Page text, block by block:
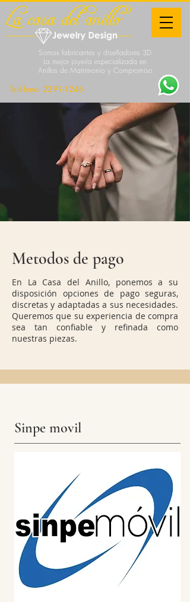
Teléfono:2291-1246
Somos fabricantes y diseñadores 3D
La mejor joyería especializada en
Anillos de Matrimonio y Compromiso
Metodos de pago
En La Casa del Anillo, ponemos a su
disposición opciones de pago seguras,
discretas y adaptadas a sus necesidades.
Queremos que su experiencia de compra
sea tan confiable y refinada como
nuestras piezas.
Sinpe movil